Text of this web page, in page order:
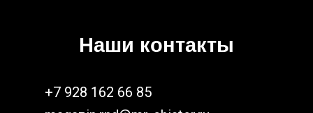
Наши контакты
+7 928 162 66 85